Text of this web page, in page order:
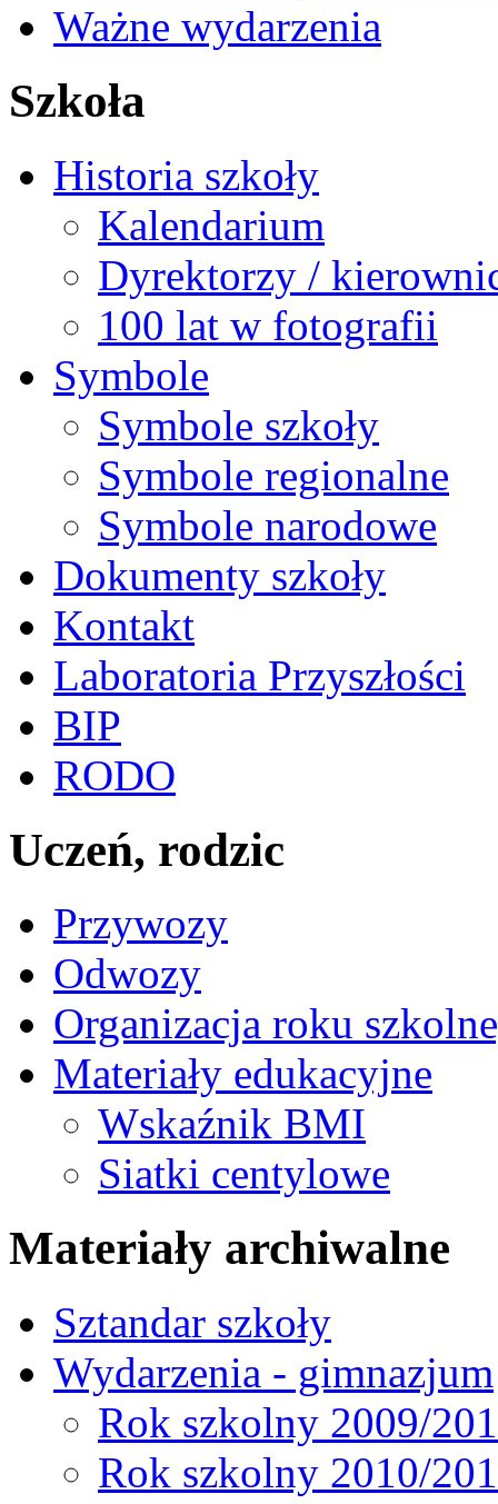
Ważne wydarzenia
Szkoła
Historia szkoły
Kalendarium
Dyrektorzy /
100 lat w fotografii
Symbole
Symbole szkoły
Symbole regionalne
Symbole narodowe
Dokumenty szkoły
Kontakt
Laboratoria Przyszłości
BIP
RODO
Uczeń, rodzic
Przywozy
Odwozy
Organizacja roku
Materiały edukacyjne
Wskaźnik BMI
Siatki centylowe
Materiały archiwalne
Sztandar szkoły
Wydarzenia - gimnazjum
Rok szkolny 2009/
Rok szkolny 2010/